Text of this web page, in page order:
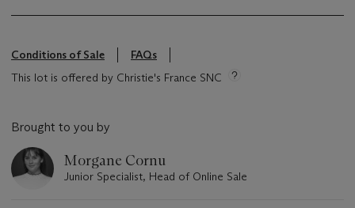
Conditions of Sale
FAQs
This lot is offered by Christie's France SNC
Brought to you by
Morgane Cornu
Junior Specialist, Head of Online Sale